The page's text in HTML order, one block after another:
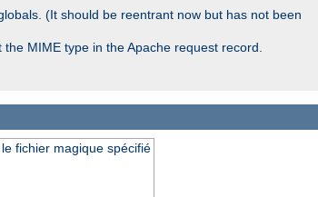
(It should be reentrant now but has not been
MIME type in the Apache request record.
fichier magique spécifié